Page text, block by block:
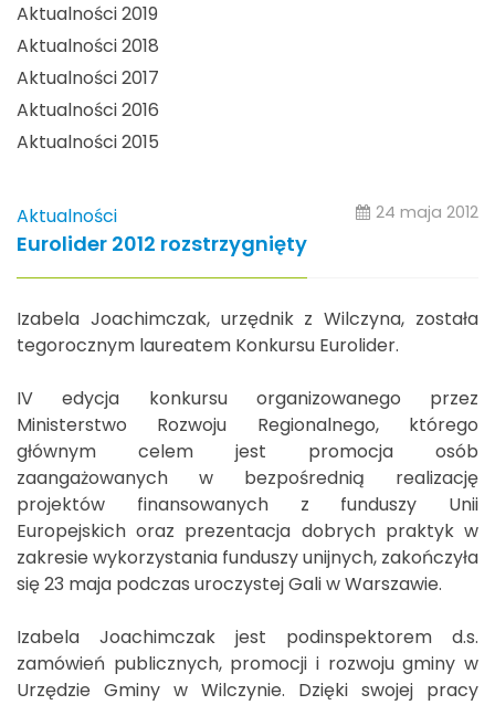
Aktualności 2019
Aktualności 2018
Aktualności 2017
Aktualności 2016
Aktualności 2015
Aktualności 24 maja 2012
Eurolider 2012 rozstrzygnięty
Izabela Joachimczak, urzędnik z Wilczyna, została
tegorocznym laureatem Konkursu Eurolider.
IV edycja konkursu organizowanego przez
Ministerstwo Rozwoju Regionalnego, którego
głównym celem jest promocja osób
zaangażowanych w bezpośrednią realizację
projektów finansowanych z funduszy Unii
Europejskich oraz prezentacja dobrych praktyk w
zakresie wykorzystania funduszy unijnych, zakończyła
się 23 maja podczas uroczystej Gali w Warszawie.
Izabela Joachimczak jest podinspektorem d.s.
zamówień publicznych, promocji i rozwoju gminy w
Urzędzie Gminy w Wilczynie. Dzięki swojej pracy